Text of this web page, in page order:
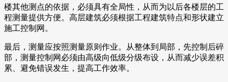
楼其他测点的依据，必须具有全局性，从而为以后各楼层的工
程测量提供方便。高层建筑必须根据工程建筑特点和形状建立
施工控制网。
最后，测量应按照测量原则作业。从整体到局部，先控制后碎
部，测量控制网必须由高级向低级分级布设，从而减少误差积
累、避免错误发生，提高工作效率。